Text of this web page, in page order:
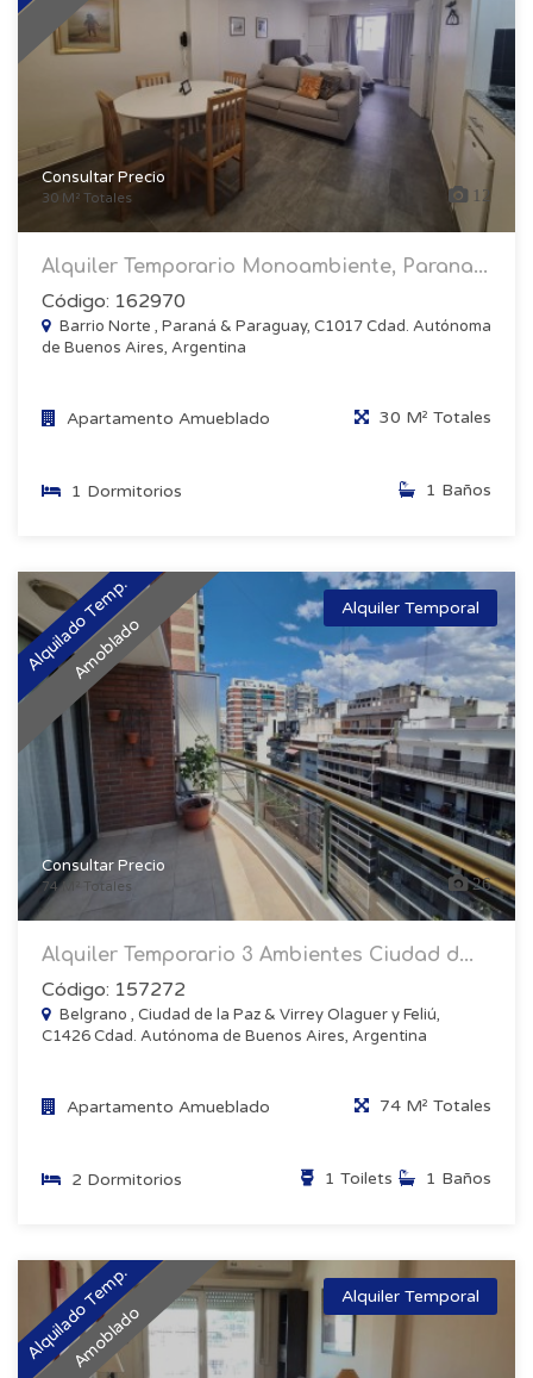
Consultar Precio
30 M² Totales 12
Alquiler Temporario Monoambiente, Parana...
Código: 162970
Barrio Norte , Paraná & Paraguay, C1017 Cdad. Autónoma
de Buenos Aires, Argentina
Apartamento Amueblado 30 M² Totales
1 Dormitorios 1 Baños
Alquilado Temp.
Amoblado
Alquiler Temporal
Consultar Precio
74 M² Totales 26
Alquiler Temporario 3 Ambientes Ciudad d...
Código: 157272
Belgrano , Ciudad de la Paz & Virrey Olaguer y Feliú,
C1426 Cdad. Autónoma de Buenos Aires, Argentina
Apartamento Amueblado 74 M² Totales
2 Dormitorios 1 Baños
1 Toilets
Alquilado Temp.
Amoblado
Alquiler Temporal